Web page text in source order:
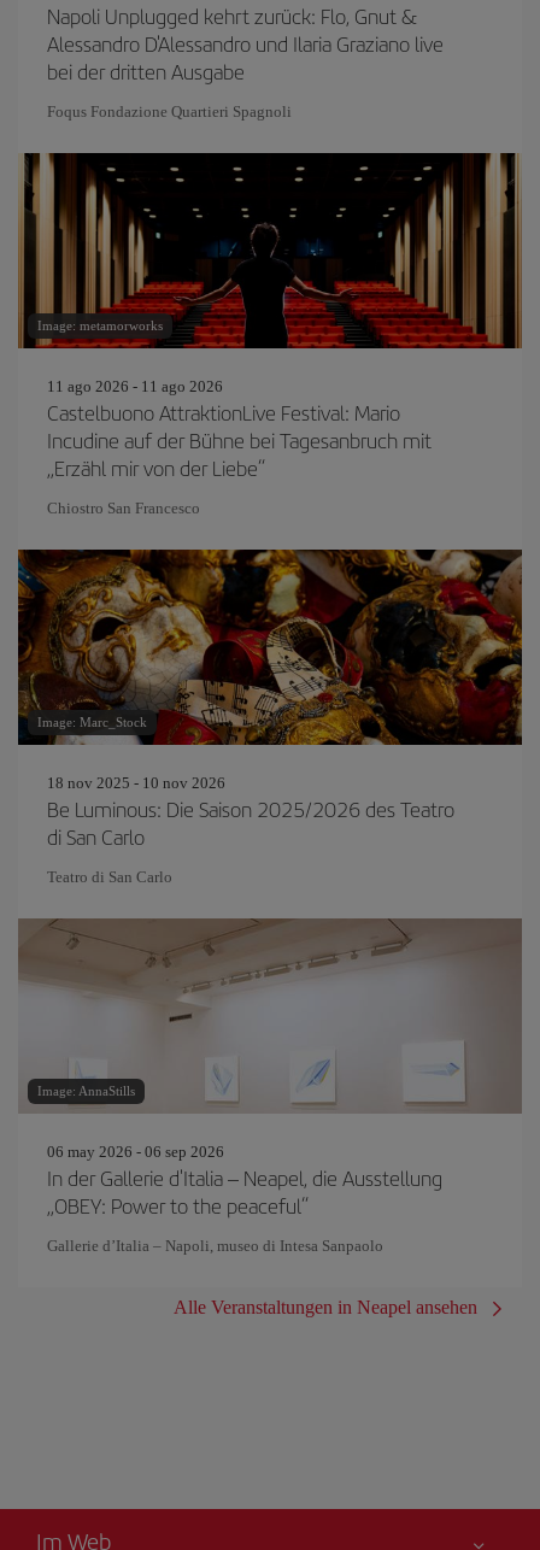
Napoli Unplugged kehrt zurück: Flo, Gnut &
Alessandro D'Alessandro und Ilaria Graziano live
bei der dritten Ausgabe
Foqus Fondazione Quartieri Spagnoli
Image: metamorworks
11 ago 2026 - 11 ago 2026
Castelbuono AttraktionLive Festival: Mario
Incudine auf der Bühne bei Tagesanbruch mit
„Erzähl mir von der Liebe“
Chiostro San Francesco
Image: Marc_Stock
18 nov 2025 - 10 nov 2026
Be Luminous: Die Saison 2025/2026 des Teatro
di San Carlo
Teatro di San Carlo
Image: AnnaStills
06 may 2026 - 06 sep 2026
In der Gallerie d'Italia – Neapel, die Ausstellung
„OBEY: Power to the peaceful“
Gallerie d’Italia – Napoli, museo di Intesa Sanpaolo
Alle Veranstaltungen in Neapel ansehen
Im Web